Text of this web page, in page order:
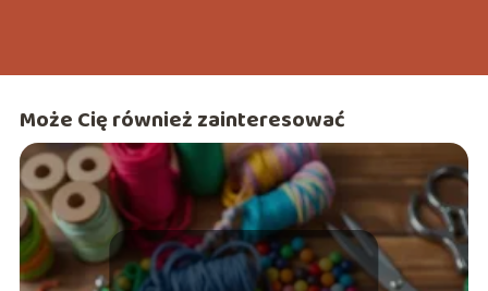
Może Cię również zainteresować